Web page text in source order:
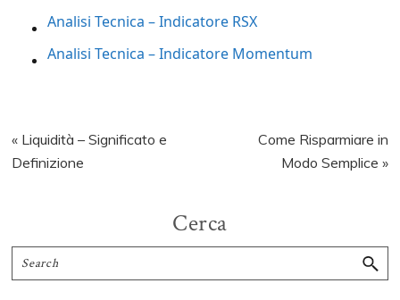
Analisi Tecnica – Indicatore RSX
Analisi Tecnica – Indicatore Momentum
Previous
Post:
« Liquidità – Significato e
Definizione
Next
Post:
Come Risparmiare in
Modo Semplice »
Sidebar
Cerca
Search